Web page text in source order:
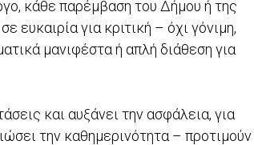
κάθε παρέμβαση του Δήμου ή της
ευκαιρία για κριτική – όχι γόνιμη,
μανιφέστα ή απλή διάθεση για
και αυξάνει την ασφάλεια, για
την καθημερινότητα – προτιμούν